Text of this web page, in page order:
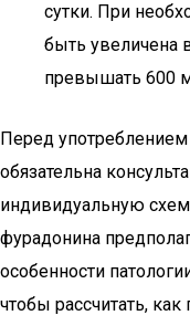
сутки. При
быть увеличена
превышать 600
Перед употреблением
обязательна
индивидуальную
фурадонина
особенности
чтобы рассчитать,